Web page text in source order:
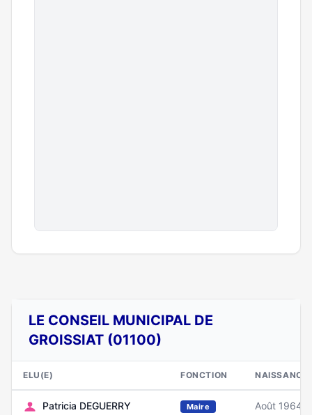
LE CONSEIL MUNICIPAL DE
GROISSIAT (01100)
ELU(E) FONCTION NAISSANCE
Patricia DEGUERRY Maire Août 1964